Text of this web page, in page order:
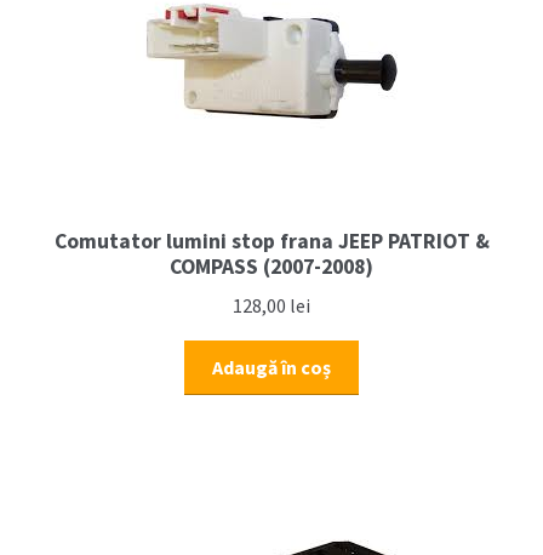
Comutator lumini stop frana JEEP PATRIOT &
COMPASS (2007-2008)
128,00 lei
Adaugă în coș